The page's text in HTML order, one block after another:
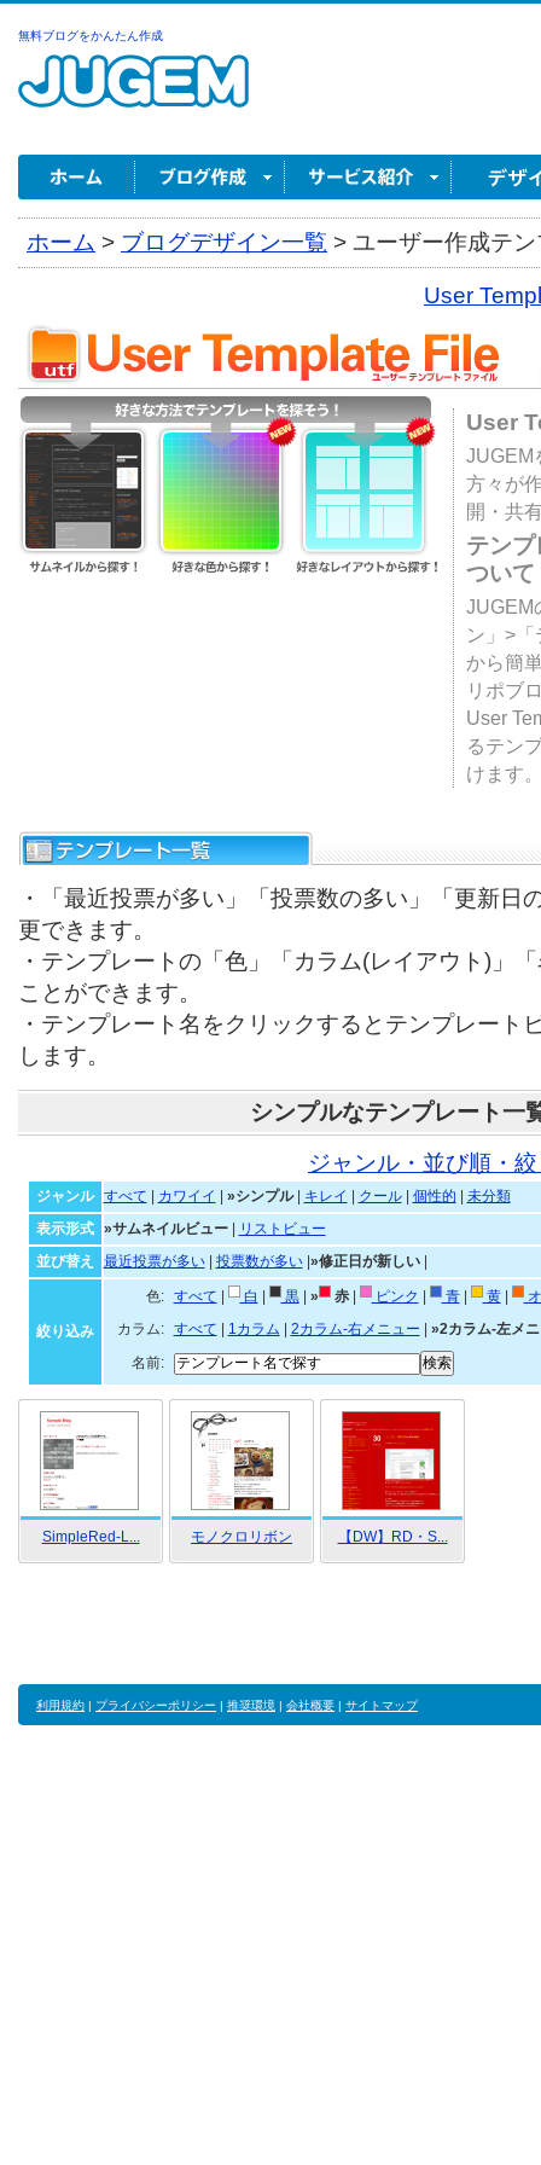
無料ブログをかんたん作成
ホーム > ブログデザイン一覧 > ユーザー作成テ
User
User
JUGEM
方々が
開・共
テン
ついて
JUGEM
ン」>
から簡
リポブ
User
るテン
けます
・「最近投票が多い」「投票数の多い」「更新日
更できます。
・テンプレートの「色」「カラム(レイアウト)」
ことができます。
・テンプレート名をクリックするとテンプレート
します。
シンプルなテンプレート一
ジャンル・並び順・
ジャンル すべて カワイイ »シンプル| キレイ クール| 個性的
未分類
表示形式
»サムネイルビュー|
リストビュー
並び替え
最近投票が多い| 投票数が多い| »修正日が新しい|
絞り込み
色: すべて 白 黒| » 赤| ピンク 青| 黄|
カラム:
すべて 1カラム 2カラム-右メニュー
»2カラム-左メ
名前:
SimpleRed-L... モノクロリボン 【DW】RD・S...
利用規約 | プライバシーポリシー | 推奨環境 | 会社概要 | サイトマップ